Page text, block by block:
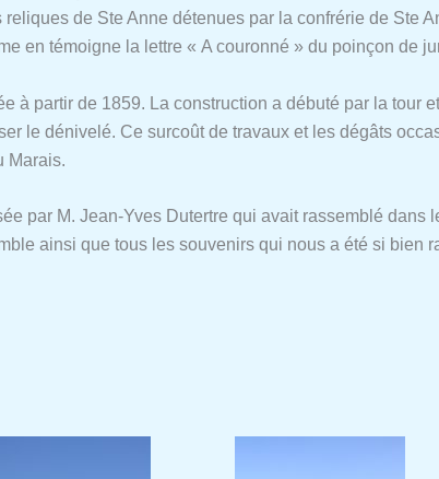
reliques de Ste Anne détenues par la confrérie de
en témoigne la lettre « A couronné » du poinçon de
à partir de 1859. La construction a débuté par la
le dénivelé. Ce surcoût de travaux et les dégâts
Marais.
par M. Jean-Yves Dutertre qui avait rassemblé
ainsi que tous les souvenirs qui nous a été si bien